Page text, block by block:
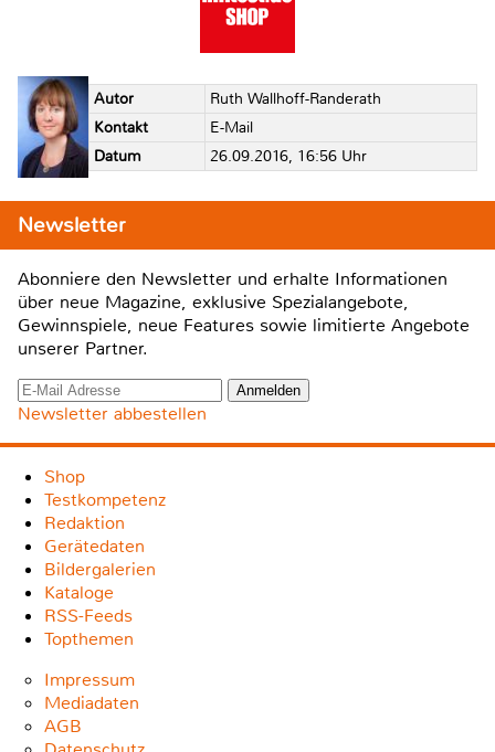
Autor
Ruth Wallhoff-Randerath
Kontakt
E-Mail
Datum
26.09.2016, 16:56 Uhr
Newsletter
Abonniere den Newsletter und erhalte Informationen
über neue Magazine, exklusive Spezialangebote,
Gewinnspiele, neue Features sowie limitierte Angebote
unserer Partner.
Newsletter abbestellen
Shop
Testkompetenz
Redaktion
Gerätedaten
Bildergalerien
Kataloge
RSS-Feeds
Topthemen
Impressum
Mediadaten
AGB